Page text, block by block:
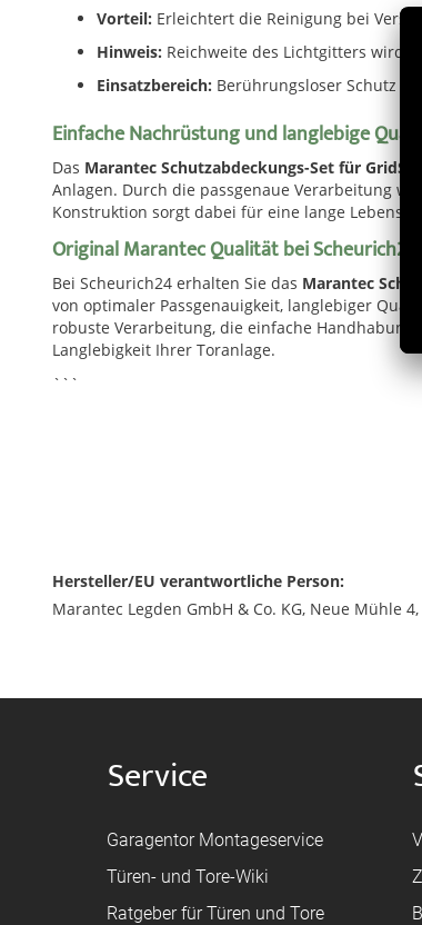
Vorteil: Erleichtert die Reinigung bei
Hinweis: Reichweite des Lichtgitters wird
Einsatzbereich: Berührungsloser Schutz
Einfache Nachrüstung und langlebige
Das Marantec Schutzabdeckungs-Set für
Anlagen. Durch die passgenaue Verarbeitung
Konstruktion sorgt dabei für eine lange
Original Marantec Qualität bei
Bei Scheurich24 erhalten Sie das Marantec
von optimaler Passgenauigkeit, langlebiger
robuste Verarbeitung, die einfache
Langlebigkeit Ihrer Toranlage.
```
Hersteller/EU verantwortliche Person:
Marantec Legden GmbH & Co. KG, Neue Mühle
Service
Garagentor Montageservice
Türen- und Tore-Wiki
Ratgeber für Türen und Tore